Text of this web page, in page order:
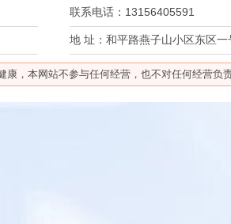
联系电话： 13156405591
地 址： 和平路燕子山小区东区一
，本网站不参与任何经营，也不对任何经营负